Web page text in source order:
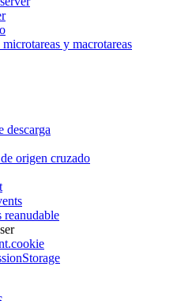
y macrotareas
descarga
origen cruzado
reanudable